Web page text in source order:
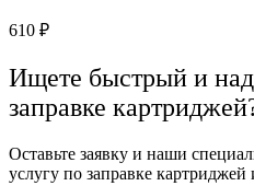
610 ₽
Ищете быстрый и
заправке
Оставьте заявку и наши
услугу по заправке